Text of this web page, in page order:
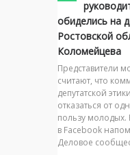
обиделись на
Ростовской
Коломейцева
Представители
считают, что
депутатской
отказаться от
пользу молодых.
в Facebook
Деловое